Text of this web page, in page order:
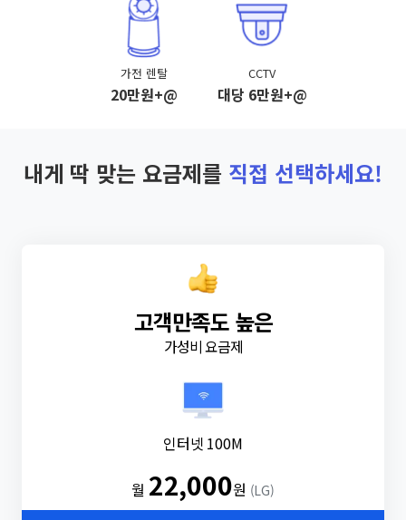
가전 렌탈
20만원+@
CCTV
대당 6만원+@
내게 딱 맞는 요금제를 직접 선택하세요!
고객만족도 높은
가성비 요금제
인터넷 100M
월 22,000원 (LG)